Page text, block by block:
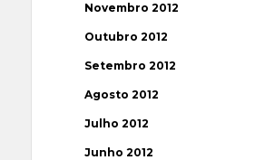
Novembro 2012
Outubro 2012
Setembro 2012
Agosto 2012
Julho 2012
Junho 2012